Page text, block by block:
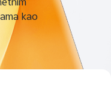
kao